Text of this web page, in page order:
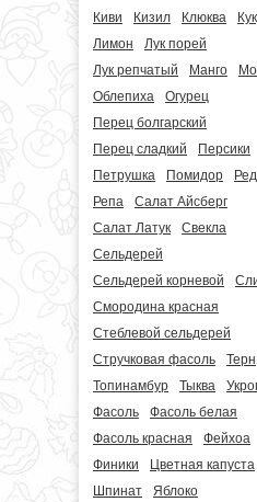
Киви
Кизил Клюква
Лимон
Лук порей
Лук репчатый
Манго
Облепиха
Огурец
Перец болгарский
Перец сладкий
Персики
Петрушка
Помидор
Репа
Салат Айсберг
Салат Латук
Свекла
Сельдерей
Сельдерей корневой
Смородина красная
Стеблевой сельдерей
Стручковая фасоль
Терн
Топинамбур
Тыква
Фасоль
Фасоль белая
Фасоль красная
Фейхоа
Финики
Цветная капуста
Шпинат
Яблоко